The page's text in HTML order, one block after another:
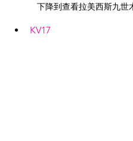
下降到查看拉美西斯九世
KV17